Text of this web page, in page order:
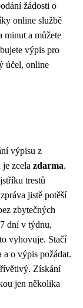
žádosti o
online službě
minut a můžete
výpis pro
účel, online
výpisu z
zcela zdarma.
trestů
jistě potěší
zbytečných
dní v týdnu,
vyhovuje. Stačí
a o výpis požádat.
Získání
jen několika